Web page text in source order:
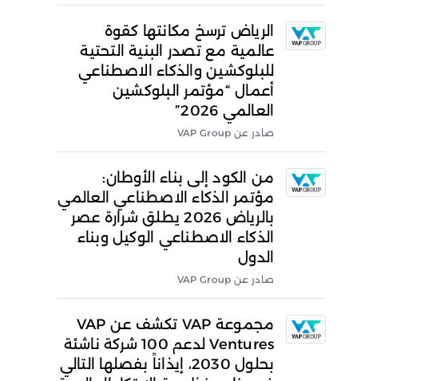
الرياض ترسخ مكانتها كقوة
عالمية مع تصدر البنية التحتية
للبلوكشين والذكاء الاصطناعي
أعمال “مؤتمر البلوكشين
العالمي 2026”
صادر عن VAP Group
من الكود إلى بناء الأوطان:
مؤتمر الذكاء الاصطناعي العالمي
بالرياض 2026 يطلق شرارة عصر
الذكاء الاصطناعي الوكيل وبناء
الدول
صادر عن VAP Group
مجموعة VAP تكشف عن VAP
Ventures لدعم 100 شركة ناشئة
بحلول 2030، إيذاناً بفصلها التالي